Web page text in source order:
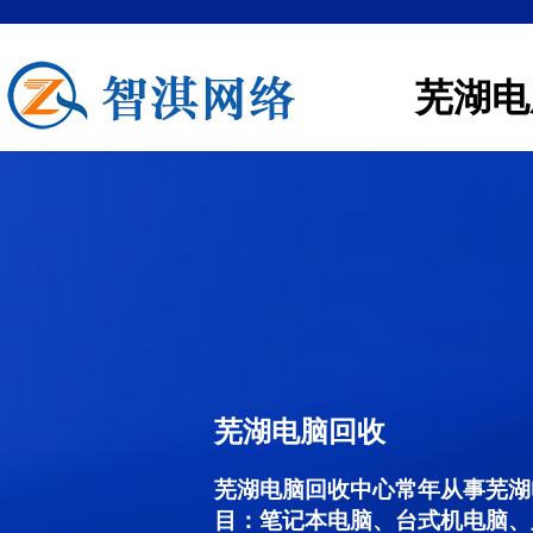
芜湖
芜湖电脑回收
芜湖电脑回收中心常年从事芜
目：笔记本电脑、台式机电脑